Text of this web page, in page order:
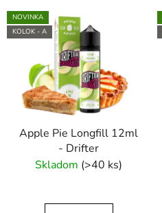
e
p
V
ý
NOVINKA
KOLOK - A
Apple Pie Longfill 12ml
- Drifter
Skladom (>40 ks)